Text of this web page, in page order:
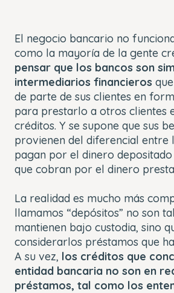
El negocio bancario no
como la mayoría de la gente
pensar que los bancos son
intermediarios financieros
de parte de sus clientes en
para prestarlo a otros clientes
créditos. Y se supone que sus
provienen del diferencial entre
pagan por el dinero
que cobran por el dinero
La realidad es mucho más
llamamos “depósitos” no son
mantienen bajo custodia, sino
considerarlos préstamos que
A su vez, los créditos que
entidad bancaria no son en
préstamos, tal como los